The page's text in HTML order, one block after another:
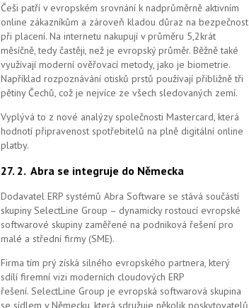
Češi patří v evropském srovnání k nadprůměrně aktivním
online zákazníkům a zároveň kladou důraz na bezpečnost
při placení. Na internetu nakupují v průměru 5,2krát
měsíčně, tedy častěji, než je evropský průměr. Běžně také
využívají moderní ověřovací metody, jako je biometrie.
Například rozpoznávání otisků prstů používají přibližně tři
pětiny Čechů, což je nejvíce ze všech sledovaných zemí.
Vyplývá to z nové analýzy společnosti Mastercard, která
hodnotí připravenost spotřebitelů na plně digitální online
platby.
27. 2. Abra se integruje do Německa
Dodavatel ERP systémů Abra Software se stává součástí
skupiny SelectLine Group – dynamicky rostoucí evropské
softwarové skupiny zaměřené na podniková řešení pro
malé a střední firmy (SME).
Firma tím prý získá silného evropského partnera, který
sdílí firemní vizi moderních cloudových ERP
řešení. SelectLine Group je evropská softwarová skupina
se sídlem v Německu, která sdružuje několik poskytovatelů